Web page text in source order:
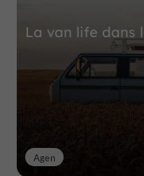
La van life dans
Agen